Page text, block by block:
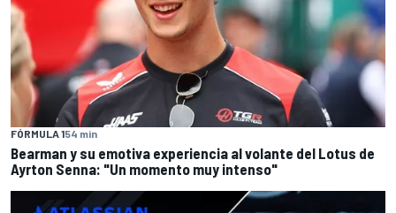
FÓRMULA 154 min
Bearman y su emotiva experiencia al volante del Lotus de
Ayrton Senna: "Un momento muy intenso"